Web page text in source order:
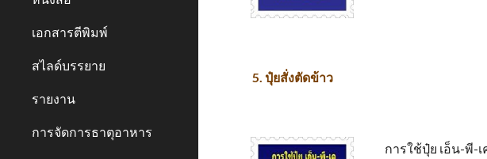
เอกสารตีพิมพ์
สไลด์บรรยาย
รายงาน
การจัดการธาตุอาหาร
5. ปุ๋ยสั่งตัดข้าว
การใช้ปุ๋ย เอ็น-พี-